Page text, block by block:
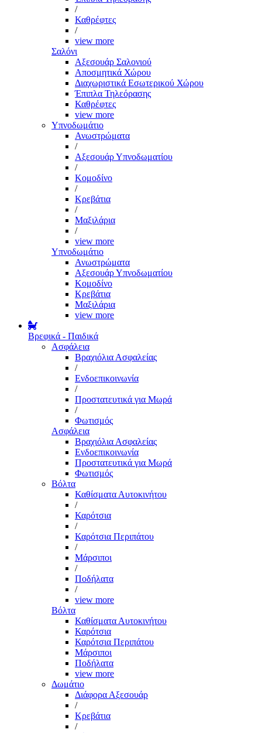
/
Καθρέφτες
/
view more
Σαλόνι
Αξεσουάρ Σαλονιού
Αποσμητικά Χώρου
Διαχωριστικά Εσωτερικού Χώρου
Έπιπλα Τηλεόρασης
Καθρέφτες
view more
Υπνοδωμάτιο
Ανωστρώματα
/
Αξεσουάρ Υπνοδωματίου
/
Κομοδίνο
/
Κρεβάτια
/
Μαξιλάρια
/
view more
Υπνοδωμάτιο
Ανωστρώματα
Αξεσουάρ Υπνοδωματίου
Κομοδίνο
Κρεβάτια
Μαξιλάρια
view more
Βρεφικά - Παιδικά
Ασφάλεια
Βραχιόλια Ασφαλείας
/
Ενδοεπικοινωνία
/
Προστατευτικά για Μωρά
/
Φωτισμός
Ασφάλεια
Βραχιόλια Ασφαλείας
Ενδοεπικοινωνία
Προστατευτικά για Μωρά
Φωτισμός
Βόλτα
Καθίσματα Αυτοκινήτου
/
Καρότσια
/
Καρότσια Περιπάτου
/
Μάρσιποι
/
Ποδήλατα
/
view more
Βόλτα
Καθίσματα Αυτοκινήτου
Καρότσια
Καρότσια Περιπάτου
Μάρσιποι
Ποδήλατα
view more
Δωμάτιο
Διάφορα Αξεσουάρ
/
Κρεβάτια
/